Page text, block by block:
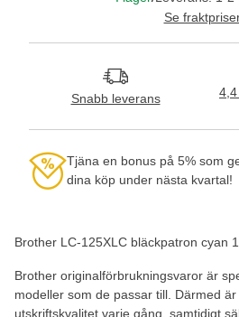
Brother LC-125XLC bläckpatron cyan
Brother originalförbrukningsvaror är
modeller som de passar till. Därmed
utskriftskvalitet varje gång, samtidigt
Se
Snabb leverans
Tjäna en bonus på 5% som
dina köp under nästa kvartal!